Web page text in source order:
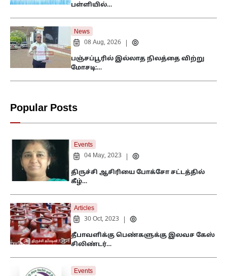
பள்ளியில்…
News
08 Aug, 2026
பஞ்சப்பூரில் இல்லாத நிலத்தை விற்று
மோசடி:…
Popular Posts
Events
04 May, 2023
திருச்சி ஆசிரியை போக்சோ சட்டத்தில்
கீழ்…
Articles
30 Oct, 2023
தீபாவளிக்கு பெண்களுக்கு இலவச கேஸ்
சிலிண்டர்…
Events